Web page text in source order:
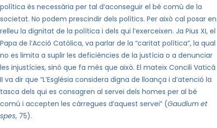
política és necessària per tal d’aconseguir el bé comú de la
societat. No podem prescindir dels polítics. Per això cal posar en
relleu la dignitat de la política i dels qui l’exerceixen. Ja Pius XI, el
Papa de l’Acció Catòlica, va parlar de la “caritat política”, la qual
no es limita a suplir les deficiències de la justícia o a denunciar
les injustícies, sinó que fa més que això. El mateix Concili Vaticà
II va dir que “L’Església considera digna de lloança i d’atenció la
tasca dels qui es consagren al servei dels homes per al bé
comú i accepten les càrregues d’aquest servei” (Gaudium et
spes, 75).